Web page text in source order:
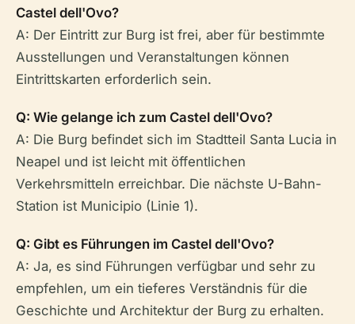
Castel dell'Ovo?
A: Der Eintritt zur Burg ist frei, aber für bestimmte
Ausstellungen und Veranstaltungen können
Eintrittskarten erforderlich sein.
Q: Wie gelange ich zum Castel dell'Ovo?
A: Die Burg befindet sich im Stadtteil Santa Lucia in
Neapel und ist leicht mit öffentlichen
Verkehrsmitteln erreichbar. Die nächste U-Bahn-
Station ist Municipio (Linie 1).
Q: Gibt es Führungen im Castel dell'Ovo?
A: Ja, es sind Führungen verfügbar und sehr zu
empfehlen, um ein tieferes Verständnis für die
Geschichte und Architektur der Burg zu erhalten.